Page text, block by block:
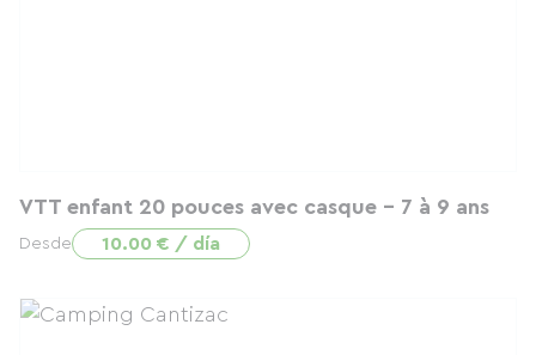
VTT enfant 20 pouces avec casque - 7 à 9 ans
Desde 10.00 € / día